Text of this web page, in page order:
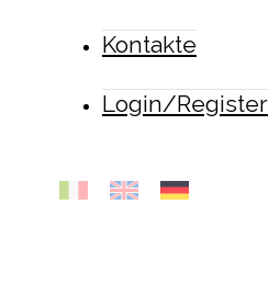
Kontakte
Login/Register